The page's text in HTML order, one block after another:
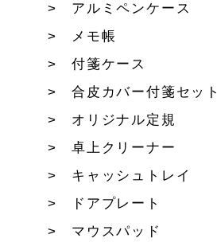
アルミペンケース
メモ帳
付箋ケース
合皮カバー付箋セット
オリジナル定規
卓上クリーナー
キャッシュトレイ
ドアプレート
マウスパッド